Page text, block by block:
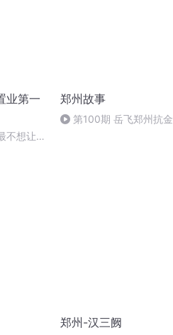
业第一
不想让你
郑州故事
第100期 岳飞郑州抗金
郑州-汉三阙